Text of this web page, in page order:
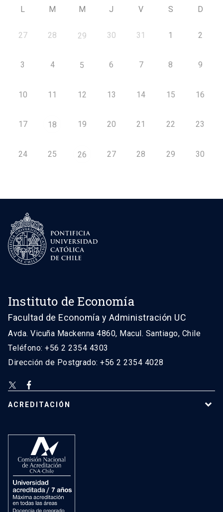
L M M J V S D
27 28 29 30 31 1 2
3 4 5 6 7 8 9
10 11 12 13 14 15 16
17 18 19 20 21 22 23
24 25 26 27 28 29 30
Instituto de Economía
Facultad de Economía y Administración UC
Avda. Vicuña Mackenna 4860, Macul. Santiago, Chile
Teléfono: +56 2 2354 4303
Dirección de Postgrado: +56 2 2354 4028
ACREDITACIÓN